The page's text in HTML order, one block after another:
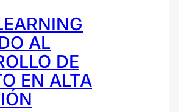
AL
DE
EN ALTA